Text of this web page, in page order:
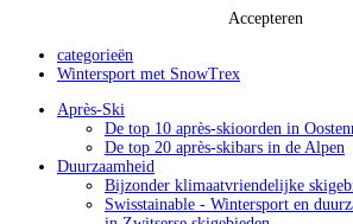
Accepteren
categorieën
Wintersport met SnowTrex
Après-Ski
De top 10 après-skioorden in
De top 20 après-skibars in de Alpen
Duurzaamheid
Bijzonder klimaatvriendelijke
Swisstainable - Wintersport en